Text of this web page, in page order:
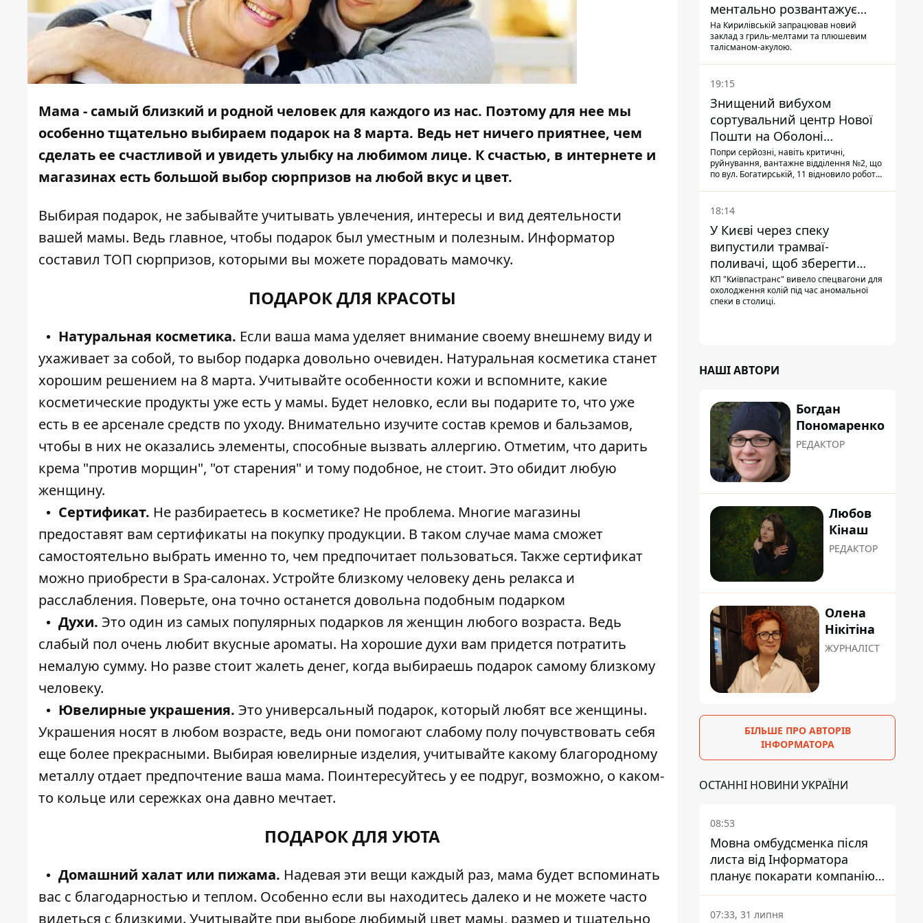
Мама - самый близкий и родной человек для каждого из нас. Поэтому для нее мы
особенно тщательно выбираем подарок на 8 марта. Ведь нет ничего приятнее, чем
сделать ее счастливой и увидеть улыбку на любимом лице. К счастью, в интернете и
магазинах есть большой выбор сюрпризов на любой вкус и цвет.
Выбирая подарок, не забывайте учитывать увлечения, интересы и вид деятельности
вашей мамы. Ведь главное, чтобы подарок был уместным и полезным. Информатор
составил ТОП сюрпризов, которыми вы можете порадовать мамочку.
ПОДАРОК ДЛЯ КРАСОТЫ
Натуральная косметика. Если ваша мама уделяет внимание своему внешнему виду и
ухаживает за собой, то выбор подарка довольно очевиден. Натуральная косметика станет
хорошим решением на 8 марта. Учитывайте особенности кожи и вспомните, какие
косметические продукты уже есть у мамы. Будет неловко, если вы подарите то, что уже
есть в ее арсенале средств по уходу. Внимательно изучите состав кремов и бальзамов,
чтобы в них не оказались элементы, способные вызвать аллергию. Отметим, что дарить
крема "против морщин", "от старения" и тому подобное, не стоит. Это обидит любую
женщину.
Сертификат. Не разбираетесь в косметике? Не проблема. Многие магазины
предоставят вам сертификаты на покупку продукции. В таком случае мама сможет
самостоятельно выбрать именно то, чем предпочитает пользоваться. Также сертификат
можно приобрести в Spa-салонах. Устройте близкому человеку день релакса и
расслабления. Поверьте, она точно останется довольна подобным подарком
Духи. Это один из самых популярных подарков ля женщин любого возраста. Ведь
слабый пол очень любит вкусные ароматы. На хорошие духи вам придется потратить
немалую сумму. Но разве стоит жалеть денег, когда выбираешь подарок самому близкому
человеку.
Ювелирные украшения. Это универсальный подарок, который любят все женщины.
Украшения носят в любом возрасте, ведь они помогают слабому полу почувствовать себя
еще более прекрасными. Выбирая ювелирные изделия, учитывайте какому благородному
металлу отдает предпочтение ваша мама. Поинтересуйтесь у ее подруг, возможно, о каком-
то кольце или сережках она давно мечтает.
ПОДАРОК ДЛЯ УЮТА
Домашний халат или пижама. Надевая эти вещи каждый раз, мама будет вспоминать
вас с благодарностью и теплом. Особенно если вы находитесь далеко и не можете часто
видеться с близкими. Учитывайте при выборе любимый цвет мамы, размер и тщательно
ментально розвантажує
акула
На Кирилівській запрацював новий
заклад з гриль-мелтами та плюшевим
талісманом-акулою.
19:15
Знищений вибухом
сортувальний центр Нової
Пошти на Оболоні
запрацював - видають
посилки
Попри серйозні, навіть критичні,
руйнування, вантажне відділення №2, що
по вул. Богатирській, 11 відновило роботу:
18:14
У Києві через спеку
випустили трамваї-
поливачі, щоб зберегти
рейки від деформації
КП "Київпастранс" вивело спецвагони для
охолодження колій під час аномальної
спеки в столиці.
НАШІ АВТОРИ
Богдан
Пономаренко
РЕДАКТОР
Любов
Кінаш
РЕДАКТОР
Олена
Нікітіна
ЖУРНАЛІСТ
БІЛЬШЕ ПРО АВТОРІВ
ІНФОРМАТОРА
ОСТАННІ НОВИНИ УКРАЇНИ
08:53
Мовна омбудсменка після
листа від Інформатора
планує покарати компанію-
підрядника ПриватБанку
07:33, 31 липня